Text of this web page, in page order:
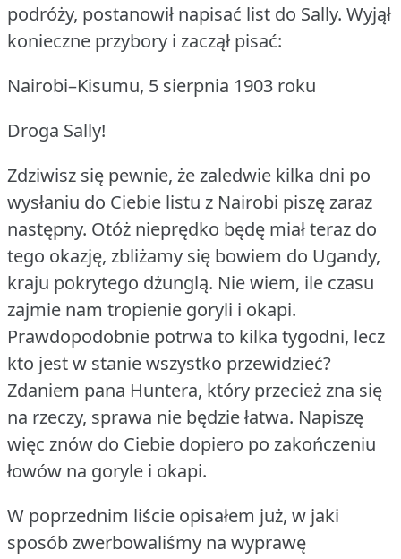
podróży, postanowił napisać list do Sally. Wyjął
konieczne przybory i zaczął pisać:
Nairobi–Kisumu, 5 sierpnia 1903 roku
Droga Sally!
Zdziwisz się pewnie, że zaledwie kilka dni po
wysłaniu do Ciebie listu z Nairobi piszę zaraz
następny. Otóż nieprędko będę miał teraz do
tego okazję, zbliżamy się bowiem do Ugandy,
kraju pokrytego dżunglą. Nie wiem, ile czasu
zajmie nam tropienie goryli i okapi.
Prawdopodobnie potrwa to kilka tygodni, lecz
kto jest w stanie wszystko przewidzieć?
Zdaniem pana Huntera, który przecież zna się
na rzeczy, sprawa nie będzie łatwa. Napiszę
więc znów do Ciebie dopiero po zakończeniu
łowów na goryle i okapi.
W poprzednim liście opisałem już, w jaki
sposób zwerbowaliśmy na wyprawę